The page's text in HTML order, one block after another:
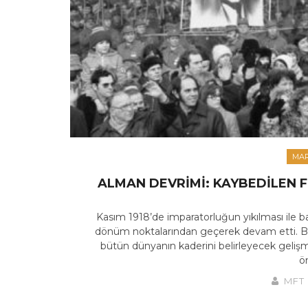
ALMAN DEVRIMI: KAYBEDILEN
Kasım 1918’de imparatorluğun yıkılması ile
dönüm noktalarından geçerek devam etti.
bütün dünyanın kaderini belirleyecek
MFT